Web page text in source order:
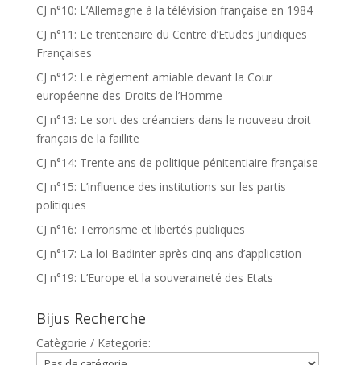
CJ n°10: L’Allemagne à la télévision française en 1984
CJ n°11: Le trentenaire du Centre d’Etudes Juridiques
Françaises
CJ n°12: Le règlement amiable devant la Cour
européenne des Droits de l’Homme
CJ n°13: Le sort des créanciers dans le nouveau droit
français de la faillite
CJ n°14: Trente ans de politique pénitentiaire française
CJ n°15: L’influence des institutions sur les partis
politiques
CJ n°16: Terrorisme et libertés publiques
CJ n°17: La loi Badinter après cinq ans d’application
CJ n°19: L’Europe et la souveraineté des Etats
Bijus Recherche
Catègorie / Kategorie: